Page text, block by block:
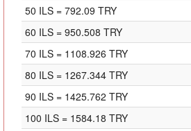
50 ILS = 792.09 TRY
60 ILS = 950.508 TRY
70 ILS = 1108.926 TRY
80 ILS = 1267.344 TRY
90 ILS = 1425.762 TRY
100 ILS = 1584.18 TRY